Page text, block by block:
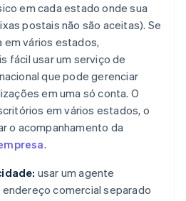
em cada estado onde sua
postais não são aceitas). Se
em vários estados,
fácil usar um serviço de
que pode gerenciar
em uma só conta. O
em vários estados, o
o acompanhamento da
.
usar um agente
comercial separado